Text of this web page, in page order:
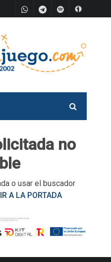
no
o usar el buscador
IR A LA PORTADA